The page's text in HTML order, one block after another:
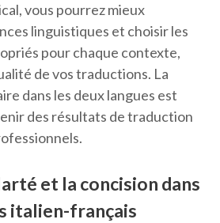
vous pourrez mieux
linguistiques et choisir les
pour chaque contexte,
de vos traductions. La
dans les deux langues est
des résultats de traduction
et la concision dans
italien-français